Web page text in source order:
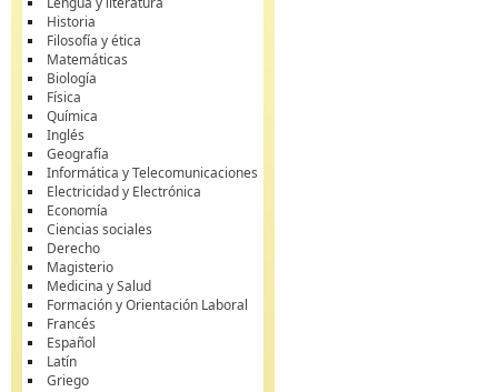
Historia
Filosofía y ética
Matemáticas
Biología
Física
Química
Inglés
Geografía
Informática y Telecomunicaciones
Electricidad y Electrónica
Economía
Ciencias sociales
Derecho
Magisterio
Medicina y Salud
Formación y Orientación Laboral
Francés
Español
Latín
Griego